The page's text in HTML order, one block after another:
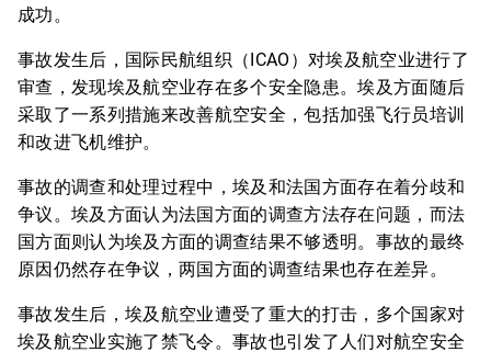
成功。
事故发生后，国际民航组织（ICAO）对埃及航空业进行了
审查，发现埃及航空业存在多个安全隐患。埃及方面随后
采取了一系列措施来改善航空安全，包括加强飞行员培训
和改进飞机维护。
事故的调查和处理过程中，埃及和法国方面存在着分歧和
争议。埃及方面认为法国方面的调查方法存在问题，而法
国方面则认为埃及方面的调查结果不够透明。事故的最终
原因仍然存在争议，两国方面的调查结果也存在差异。
事故发生后，埃及航空业遭受了重大的打击，多个国家对
埃及航空业实施了禁飞令。事故也引发了人们对航空安全